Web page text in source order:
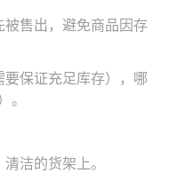
被售出，避免商品因存
要保证充足库存），哪
。
洁的货架上。